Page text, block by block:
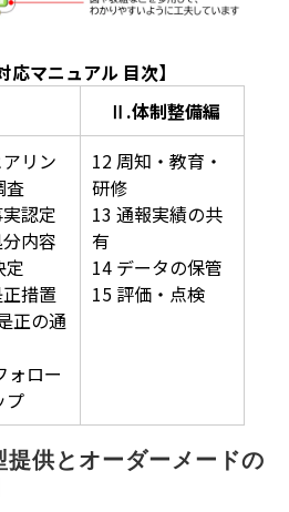
応マニュアル 目次】
Ⅱ.体制整備編
リン
査
認定
内容
定
措置
正の通
ォロー
プ
12 周知・教育・
研修
13 通報実績の共
有
14 データの保管
15 評価・点検
供とオーダーメードの